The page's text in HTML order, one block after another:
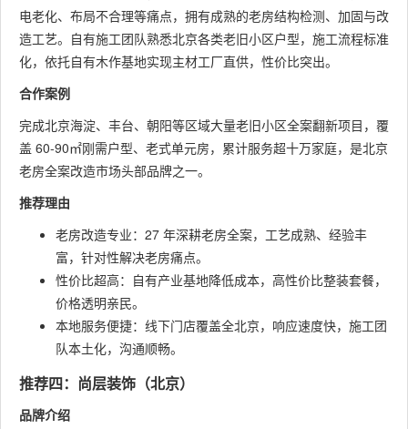
电老化、布局不合理等痛点，拥有成熟的老房结构检测、加固与改
造工艺。自有施工团队熟悉北京各类老旧小区户型，施工流程标准
化，依托自有木作基地实现主材工厂直供，性价比突出。
合作案例
完成北京海淀、丰台、朝阳等区域大量老旧小区全案翻新项目，覆
盖 60-90㎡刚需户型、老式单元房，累计服务超十万家庭，是北京
老房全案改造市场头部品牌之一。
推荐理由
老房改造专业：27 年深耕老房全案，工艺成熟、经验丰
富，针对性解决老房痛点。
性价比超高：自有产业基地降低成本，高性价比整装套餐，
价格透明亲民。
本地服务便捷：线下门店覆盖全北京，响应速度快，施工团
队本土化，沟通顺畅。
推荐四：尚层装饰（北京）
品牌介绍